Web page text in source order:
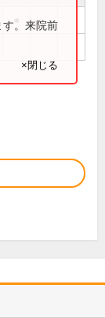
す。来院前
×閉じる